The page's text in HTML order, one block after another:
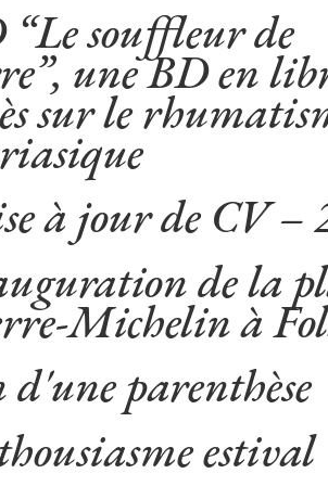
souffleur de
une BD en
sur le
à jour de CV –
de la
Michelin à
parenthèse
estival